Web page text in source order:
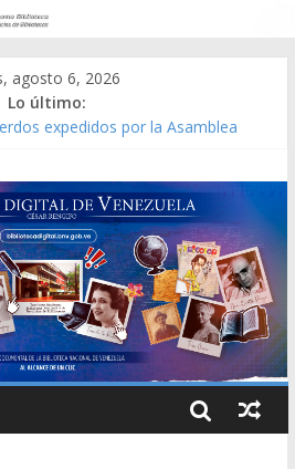
agosto 6, 2026
Lo último:
expedidos por la Asamblea
gráfico]
de Venezuela año CXXXIII Mes V,
N° 38.394
de Modesta Bor